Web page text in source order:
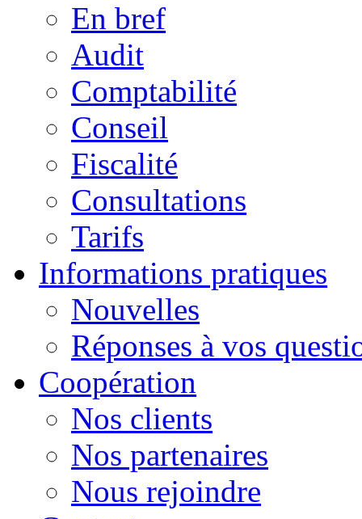
En bref
Audit
Comptabilité
Conseil
Fiscalité
Consultations
Tarifs
Informations pratiques
Nouvelles
Réponses à vos
Сoopération
Nos clients
Nos partenaires
Nous rejoindre